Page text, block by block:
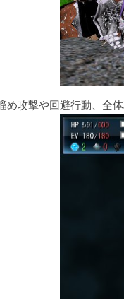
め攻撃や回避行動、全